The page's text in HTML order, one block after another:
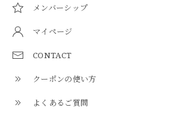
メンバーシップ
マイページ
CONTACT
クーポンの使い方
よくあるご質問